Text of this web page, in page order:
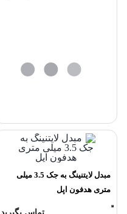
مبدل لایتنینگ به جک 3.5 میلی
متری هدفون اپل